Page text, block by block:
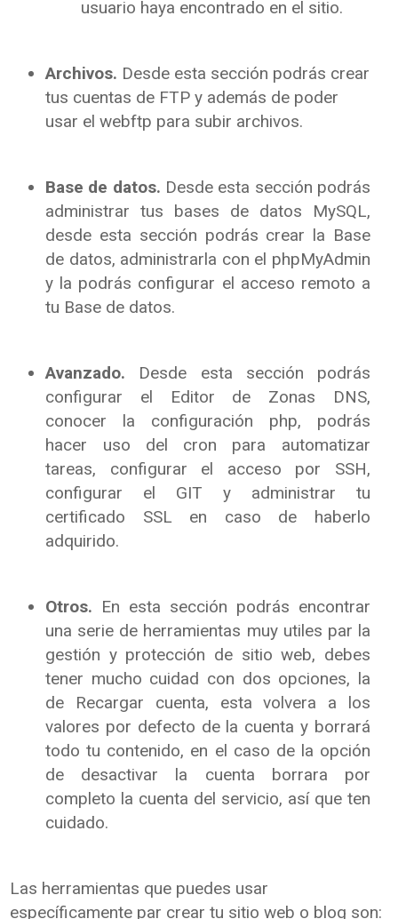
usuario haya encontrado en el sitio.
Archivos. Desde esta sección podrás crear
tus cuentas de FTP y además de poder
usar el webftp para subir archivos.
Base de datos. Desde esta sección podrás
administrar tus bases de datos MySQL,
desde esta sección podrás crear la Base
de datos, administrarla con el phpMyAdmin
y la podrás configurar el acceso remoto a
tu Base de datos.
Avanzado. Desde esta sección podrás
configurar el Editor de Zonas DNS,
conocer la configuración php, podrás
hacer uso del cron para automatizar
tareas, configurar el acceso por SSH,
configurar el GIT y administrar tu
certificado SSL en caso de haberlo
adquirido.
Otros. En esta sección podrás encontrar
una serie de herramientas muy utiles par la
gestión y protección de sitio web, debes
tener mucho cuidad con dos opciones, la
de Recargar cuenta, esta volvera a los
valores por defecto de la cuenta y borrará
todo tu contenido, en el caso de la opción
de desactivar la cuenta borrara por
completo la cuenta del servicio, así que ten
cuidado.
Las herramientas que puedes usar
específicamente par crear tu sitio web o blog son: